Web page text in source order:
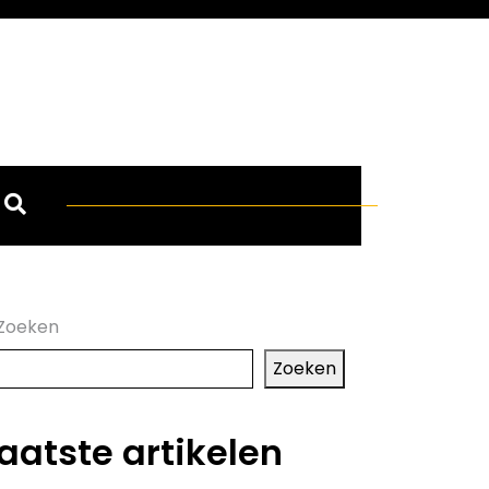
Zoeken
artikelen